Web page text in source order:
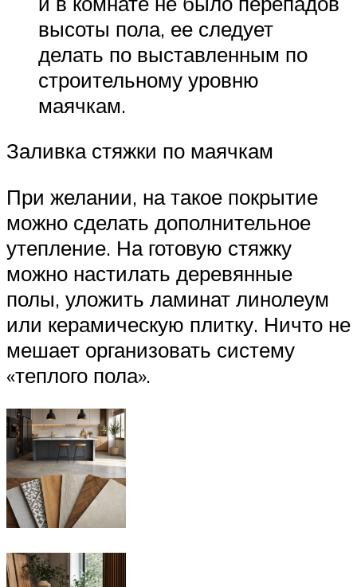
высоты пола, ее следует
делать по выставленным по
строительному уровню
маячкам.
Заливка стяжки по маячкам
При желании, на такое покрытие
можно сделать дополнительное
утепление. На готовую стяжку
можно настилать деревянные
полы, уложить ламинат линолеум
или керамическую плитку. Ничто не
мешает организовать систему
«теплого пола».